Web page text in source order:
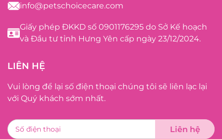
info@petschoicecare.com
Giấy phép ĐKKD số 0901176295 do Sở Kế hoạch
và Đầu tư tỉnh Hưng Yên cấp ngày 23/12/2024.
LIÊN HỆ
Vui lòng để lại số điện thoại chúng tôi sẽ liên lạc lại
với Quý khách sớm nhất.